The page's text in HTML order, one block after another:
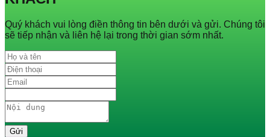
Quý khách vui lòng điền thông tin bên dưới và gửi. Chúng tôi
sẽ tiếp nhận và liên hệ lại trong thời gian sớm nhất.
Gửi